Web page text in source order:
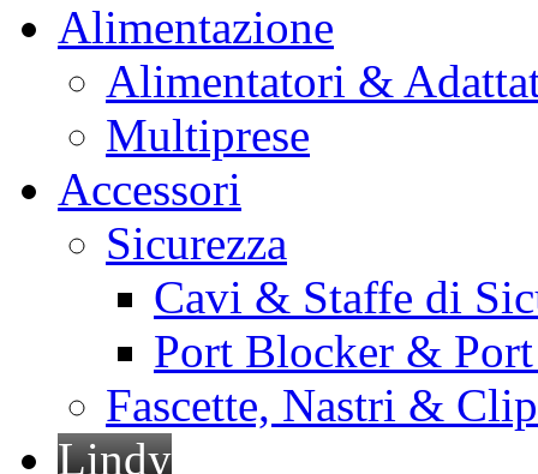
Alimentazione
Alimentatori &
Multiprese
Accessori
Sicurezza
Cavi & Staffe di
Port Blocker &
Fascette, Nastri &
Lindy